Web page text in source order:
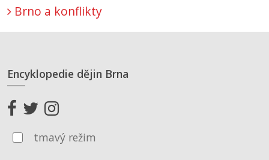
Brno a konflikty
Encyklopedie dějin Brna
tmavý režim